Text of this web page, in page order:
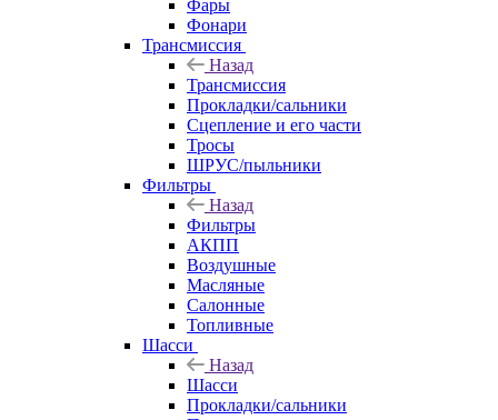
Фары
Фонари
Трансмиссия
Назад
Трансмиссия
Прокладки/сальники
Сцепление и его части
Тросы
ШРУС/пыльники
Фильтры
Назад
Фильтры
АКПП
Воздушные
Масляные
Салонные
Топливные
Шасси
Назад
Шасси
Прокладки/сальники